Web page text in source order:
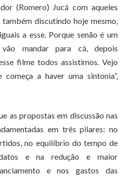
(Romero) Jucá com aqueles
também discutindo hoje mesmo,
a esse. Porque senão é um
vão mandar para cá, depois
filme todos assistimos. Vejo
a haver uma sintonia”,
as propostas em discussão nas
em três pilares: no
no equilíbrio do tempo de
e na redução e maior
e nos gastos das